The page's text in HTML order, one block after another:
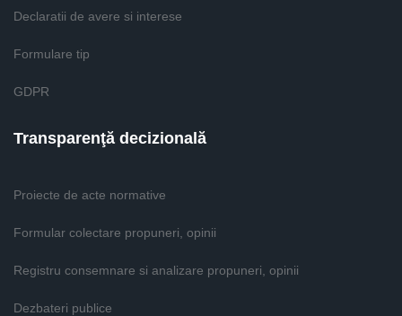
Declaratii de avere si interese
Formulare tip
GDPR
Transparenţă decizională
Proiecte de acte normative
Formular colectare propuneri, opinii
Registru consemnare si analizare propuneri, opinii
Dezbateri publice